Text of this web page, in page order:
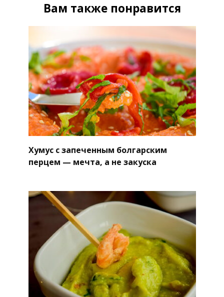
Вам также понравится
Хумус с запеченным болгарским
перцем — мечта, а не закуска